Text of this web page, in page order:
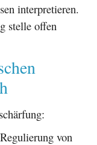
interpretieren.
stelle offen
von